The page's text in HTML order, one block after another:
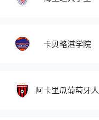
卡贝略港学院
阿卡里瓜葡萄牙人